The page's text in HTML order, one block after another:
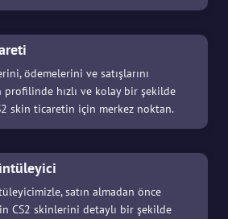
ödemelerini ve satışlarını
profilinde hızlı ve kolay bir şekilde
skin ticaretin için merkez noktan.
satın almadan önce
CS2 skinlerini detaylı bir şekilde